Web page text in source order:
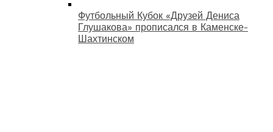
Футбольный Кубок «Друзей Дениса
Глушакова» прописался в Каменске-
Шахтинском